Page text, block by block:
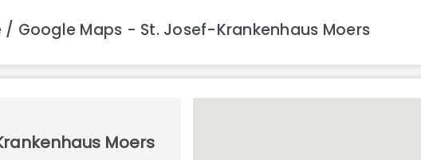
/ Google Maps - St. Josef-Krankenhaus Moers
Moers